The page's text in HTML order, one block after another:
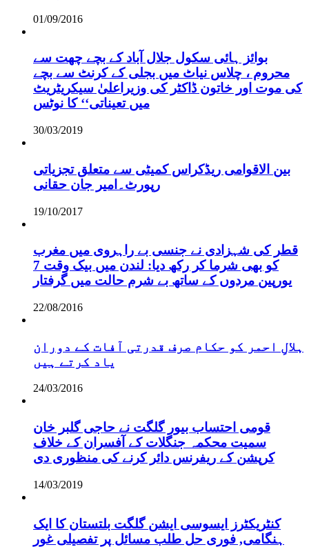
01/09/2016
بوائز ہائی سکول جلال آباد کے بچے چھت سے
محروم ، چلاس نیاٹ میں بجلی کے کرنٹ سے بچے
کی موت اور خاتون ڈاکٹر کی وزیراعلیٰ سیکریٹریٹ
میں تعیناتی‘‘ کا نوٹس
30/03/2019
بین الاقوامی ریڈکراس کمیٹی سے متعلق تجزیاتی
رپورٹ۔امیر جان حقانی
19/10/2017
قطر کی شہزادی نے جنسی بے راہروی میں مغرب
کو بھی شرما کر رکھ دیا: لندن میں بیک وقت 7
یورپین مردوں کے ساتھ بے شرم حالت میں گرفتار
22/08/2016
ہلالِ احمر کو حکام صرف قدرتی آفات کے دوران
یاد کرتے ہیں
24/03/2016
قومی احتساب بیور گلگت نے حاجی گلبر خان
سمیت محکمہ جنگلات کے آفسران کے خلاف
کرپشن کے ریفرنس دائر کرنے کی منظوری دی
14/03/2019
کنٹریکٹرز ایسوسی ایشن گلگت بلتستان کا ایک
ہنگامی, فوری حل طلب مسائل پر تفصیلی غور